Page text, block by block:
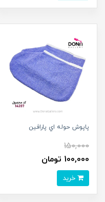
پاپوش حوله اي پارافين
150,000
100,000 تومان